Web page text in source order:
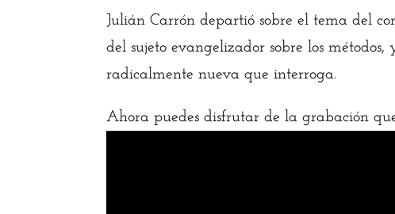
Julián Carrón departió sobre el tema del
del sujeto evangelizador sobre los
radicalmente nueva que interroga.
Ahora puedes disfrutar de la grabación